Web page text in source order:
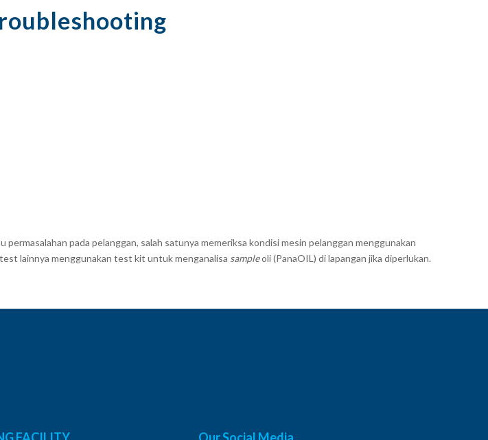
pada pelanggan, salah satunya memeriksa kondisi mesin pelanggan menggunakan
lainnya menggunakan test kit untuk menganalisa sampleoli (PanaOIL) di lapangan jika diperlukan.